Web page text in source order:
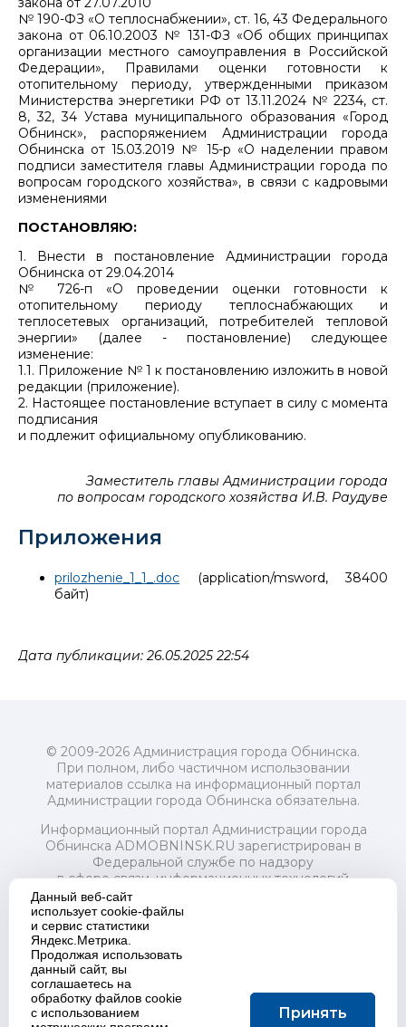
№ 190-ФЗ «О теплоснабжении», ст. 16, 43 Федерального
закона от 06.10.2003 № 131-ФЗ «Об общих принципах
организации местного самоуправления в Российской
Федерации», Правилами оценки готовности к
отопительному периоду, утвержденными приказом
Министерства энергетики РФ от 13.11.2024 № 2234, ст.
8, 32, 34 Устава муниципального образования «Город
Обнинск», распоряжением Администрации города
Обнинска от 15.03.2019 № 15-р «О наделении правом
подписи заместителя главы Администрации города по
вопросам городского хозяйства», в связи с кадровыми
изменениями
ПОСТАНОВЛЯЮ:
1. Внести в постановление Администрации города
Обнинска от 29.04.2014
№ 726-п «О проведении оценки готовности к
отопительному периоду теплоснабжающих и
теплосетевых организаций, потребителей тепловой
энергии» (далее - постановление) следующее
изменение:
1.1. Приложение № 1 к постановлению изложить в новой
редакции (приложение).
2. Настоящее постановление вступает в силу с момента
подписания
и подлежит официальному опубликованию.
Заместитель главы Администрации города
по вопросам городского хозяйства И.В. Раудуве
Приложения
prilozhenie_1_1_.doc (application/msword, 38400
байт)
Дата публикации: 26.05.2025 22:54
© 2009-2026 Администрация города Обнинска.
При полном, либо частичном использовании
материалов ссылка на информационный портал
Администрации города Обнинска обязательна.
Информационный портал Администрации города
Обнинска ADMOBNINSK.RU зарегистрирован в
Федеральной службе по надзору
в сфере связи, информационных технологий
и массовых коммуникаций (Роскомнадзор) 24 июля
2018 года.
Свидетельство о регистрации Эл № ФС77-73321
Учредитель: Администрация (исполнительно-
распорядительный орган) городского округа "Город
Обнинск". Главный редактор: Байкова Е.А.
Адрес электронной почты Редакции:
redactor@admobninsk.ru
Данный веб-сайт
использует cookie-файлы
и сервис статистики
Яндекс.Метрика.
Продолжая использовать
данный сайт, вы
соглашаетесь на
обработку файлов cookie
с использованием
Принять